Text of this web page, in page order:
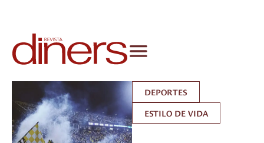
DEPORTES
ESTILO DE VIDA